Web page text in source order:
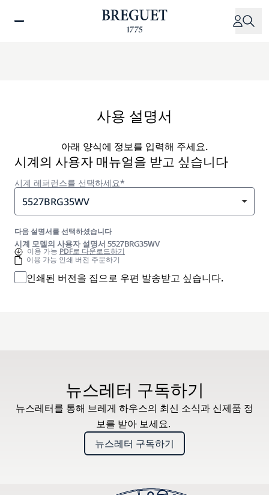
사용 설명서
아래 양식에 정보를 입력해 주세요.
시계의 사용자 매뉴얼을 받고 싶습니다
시계 레퍼런스를 선택하세요*
5527BRG35WV
다음 설명서를 선택하셨습니다
시계 모델의 사용자 설명서 5527BRG35WV
이용 가능 PDF로 다운로드하기
이용 가능 인쇄 버전 주문하기
인쇄된 버전을 집으로 우편 발송받고 싶습니다.
뉴스레터 구독하기
뉴스레터를 통해 브레게 하우스의 최신 소식과 신제품 정
보를 받아 보세요.
뉴스레터 구독하기